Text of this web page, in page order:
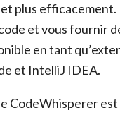
plus
et vous fournir
en tant
et IntelliJ IDEA.
CodeWhisperer